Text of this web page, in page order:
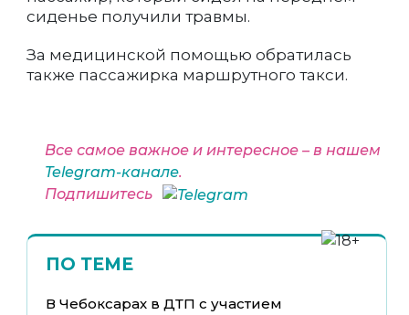
сиденье получили травмы.
За медицинской помощью обратилась
также пассажирка маршрутного такси.
Все самое важное и интересное – в нашем
Telegram-канале.
Подпишитесь
ПО ТЕМЕ
В Чебоксарах в ДТП с участием